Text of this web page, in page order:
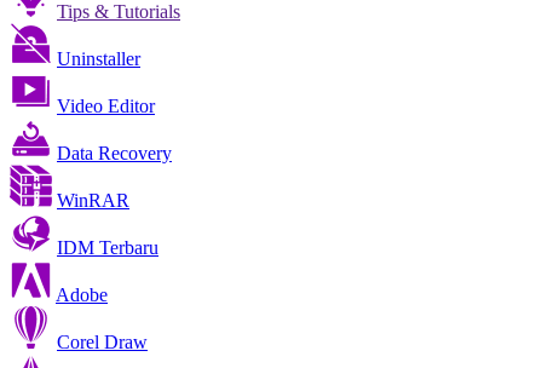
Tips & Tutorials
Uninstaller
Video Editor
Data Recovery
WinRAR
IDM Terbaru
Adobe
Corel Draw